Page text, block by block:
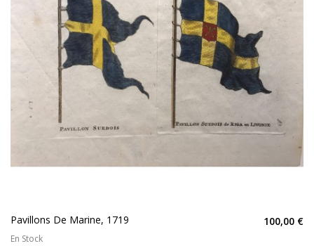
Pavillons De Marine, 1719 100,00 €
En Stock